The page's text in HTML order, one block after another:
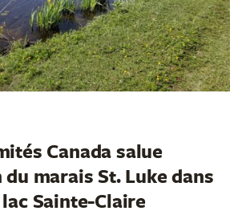
Canada salue
marais St. Luke dans
Sainte-Claire